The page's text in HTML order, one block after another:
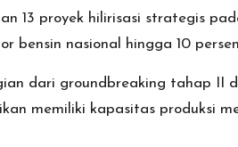
13 proyek hilirisasi strategis
bensin nasional hingga 10
dari groundbreaking tahap II
memiliki kapasitas produksi